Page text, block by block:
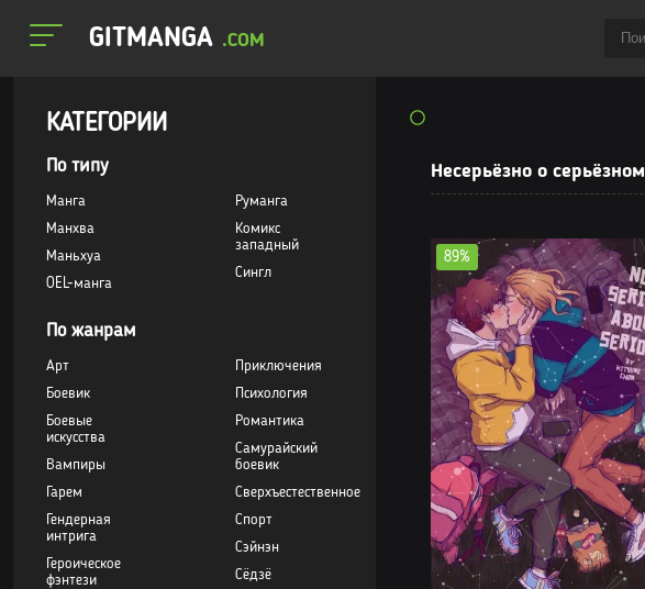
GITMANGA .COM
Несерьёзно о серьёзном
89%
КАТЕГОРИИ
По типу
Манга
Манхва
Маньхуа
OEL-манга
Руманга
Комикс
западный
Сингл
По жанрам
Арт
Боевик
Боевые
искусства
Вампиры
Гарем
Гендерная
интрига
Героическое
фэнтези
Приключения
Психология
Романтика
Самурайский
боевик
Сверхъестественное
Спорт
Сэйнэн
Сёдзё